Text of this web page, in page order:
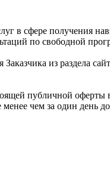
в сфере получения
по свободной
из раздела
публичной оферты
чем за один день